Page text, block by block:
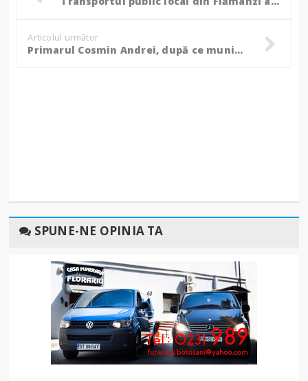
Articolul următor
Primarul Cosmin Andrei, după ce municipiul Botoșani a fost lăsat fără bani de Guvern: Este o ticăloșie a Guvernului Florin Cîțu! ”Superman” a luat lista cu primarii PNL și a făcut alocări
SPUNE-NE OPINIA TA